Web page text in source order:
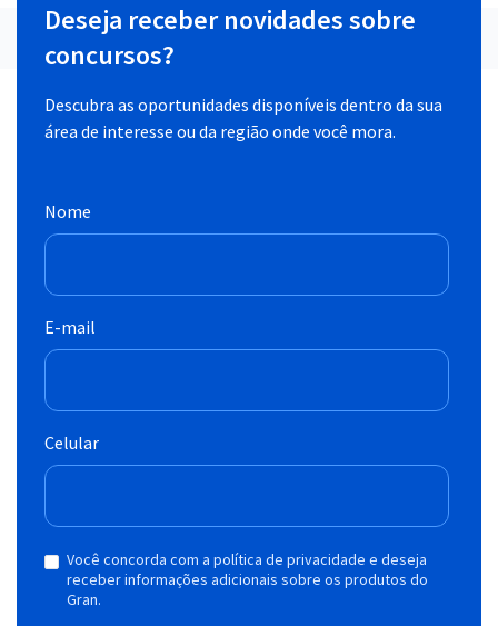
Deseja receber novidades sobre
concursos?
Descubra as oportunidades disponíveis dentro da sua
área de interesse ou da região onde você mora.
Nome
E-mail
Celular
Você concorda com a política de privacidade e deseja
receber informações adicionais sobre os produtos do
Gran.